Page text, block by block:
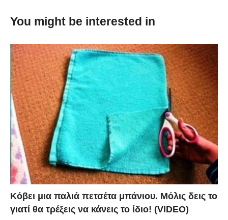
καθόλου βαρετό πως να καθαρίσουμε γρήγορα ένα
via
You might be interested in
Κόβει μια παλιά πετσέτα μπάνιου. Μόλις δεις το
γιατί θα τρέξεις να κάνεις το ίδιο! (VIDEO)